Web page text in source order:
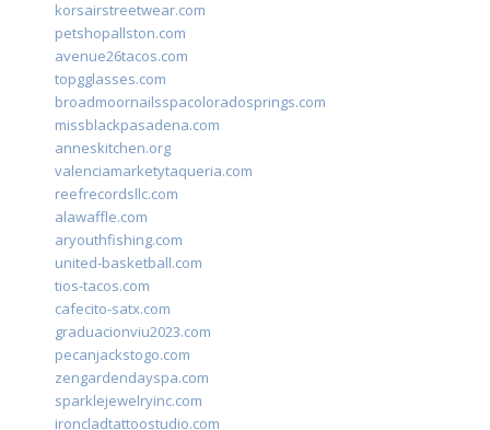
korsairstreetwear.com
petshopallston.com
avenue26tacos.com
topgglasses.com
broadmoornailsspacoloradosprings.com
missblackpasadena.com
anneskitchen.org
valenciamarketytaqueria.com
reefrecordsllc.com
alawaffle.com
aryouthfishing.com
united-basketball.com
tios-tacos.com
cafecito-satx.com
graduacionviu2023.com
pecanjackstogo.com
zengardendayspa.com
sparklejewelryinc.com
ironcladtattoostudio.com